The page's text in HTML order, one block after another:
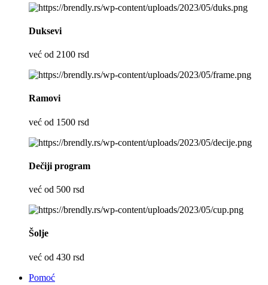
Duksevi
već od 2100 rsd
Ramovi
već od 1500 rsd
Dečiji program
već od 500 rsd
Šolje
već od 430 rsd
Pomoć